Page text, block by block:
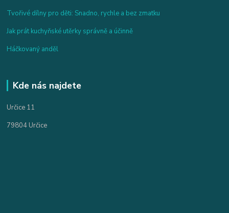
Tvořivé dílny pro děti: Snadno, rychle a bez zmatku
Jak prát kuchyňské utěrky správně a účinně
Háčkovaný anděl
Kde nás najdete
Určice 11
79804 Určice